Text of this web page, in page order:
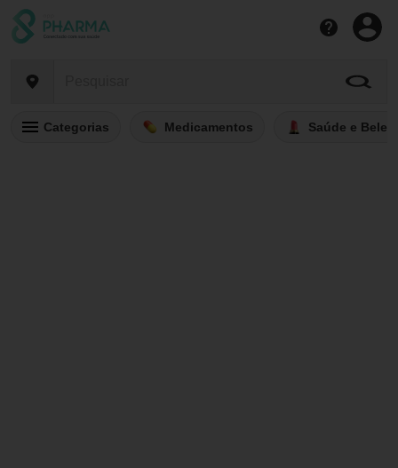
Categorias Medicamentos Saúde e